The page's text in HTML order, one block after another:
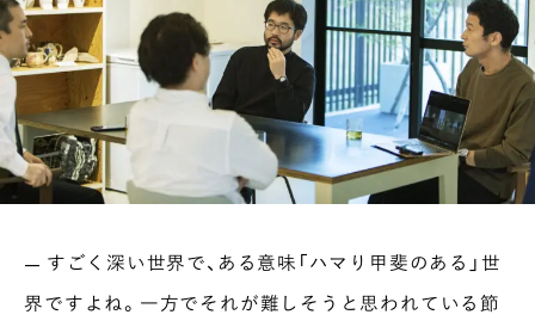
— すごく深い世界で、ある意味「ハマり甲斐のある」世
界ですよね。一方でそれが難しそうと思われている節